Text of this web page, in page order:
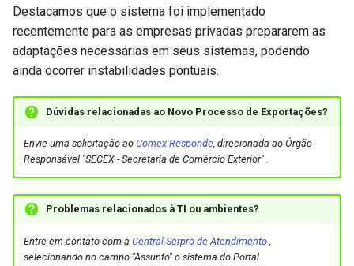
p
e
s
q
s
Declaração Única de
Importação
Recintos Aduaneiros
Remessas Internacionais
Tabelas Comex
Tratamento Administrativo e
Pagamento Centralizado
Release Paranapanema
Afluentes
Release Reno
Release Paracatu
Release Capibaribe
Release Spree
Destacamos que o sistema foi implementado
recentemente para as empresas privadas prepararem as
adaptações necessárias em seus sistemas, podendo
ainda ocorrer instabilidades pontuais.
Dúvidas relacionadas ao Novo Processo de Exportações?
Envie uma solicitação ao Comex Responde, direcionada ao Órgão
Responsável "SECEX - Secretaria de Comércio Exterior" .
Problemas relacionados à TI ou ambientes?
Entre em contato com a Central Serpro de Atendimento,
selecionando no campo "Assunto" o sistema do Portal.